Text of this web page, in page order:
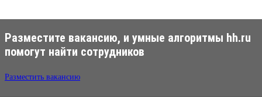
Разместите вакансию, и умные алгоритмы hh.ru
помогут найти сотрудников
Разместить вакансию